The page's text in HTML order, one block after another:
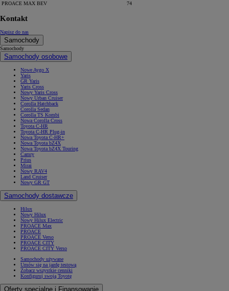
PROACE MAX BEV
74
Kontakt
Napisz do nas
Samochody
Samochody
Samochody osobowe
Nowe Aygo X
Yaris
GR Yaris
Yaris Cross
Nowy Yaris Cross
Nowy Urban Cruiser
Corolla Hatchback
Corolla Sedan
Corolla TS Kombi
Nowa Corolla Cross
Toyota C-HR
Toyota C-HR Plug-in
Nowa Toyota C-HR+
Nowa Toyota bZ4X
Nowa Toyota bZ4X Touring
Camry
Prius
Mirai
Nowy RAV4
Land Cruiser
Nowy GR GT
Samochody dostawcze
Hilux
Nowy Hilux
Nowy Hilux Electric
PROACE Max
PROACE
PROACE Verso
PROACE CITY
PROACE CITY Verso
Samochody używane
Umów się na jazdę testową
Zobacz wszystkie cenniki
Konfiguruj swoją Toyotę
Oferty specjalne i Finansowanie